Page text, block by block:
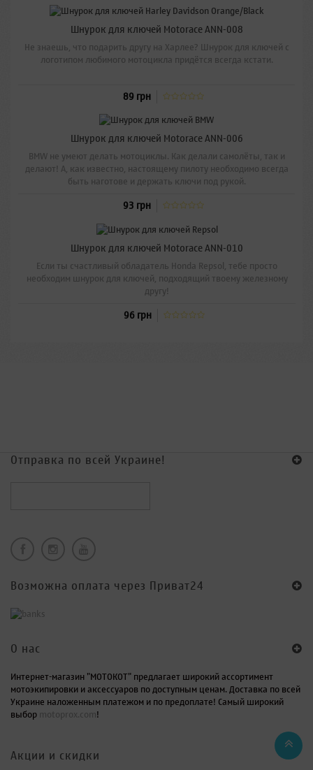
Шнурок для ключей Motorace ANN-008
Не знаешь, что подарить другу на Харлее? Шнурок для ключей с
логотипом любимого мотоцикла придётся всегда кстати.
89 грн
Шнурок для ключей Motorace ANN-006
BMW не умеют делать мотоциклы. Как делали самолёты, так и
делают! А, как известно, настоящему пилоту необходимо всегда
быть наготове и держать ключи под рукой.
93 грн
Шнурок для ключей Motorace ANN-010
Если ты счастливый обладатель Honda Repsol, тебе просто
необходим шнурок для ключей, подходящий твоему железному
другу!
96 грн
Отправка по всей Украине!
Возможна оплата через Приват24
O нас
Интернет-магазин "МОТОКОТ" предлагает широкий ассортимент
мотоэкипировки и аксессуаров по доступным ценам. Доставка по всей
Украине наложенным платежом и по предоплате! Самый широкий
выборmotoprox.com!
Акции и скидки